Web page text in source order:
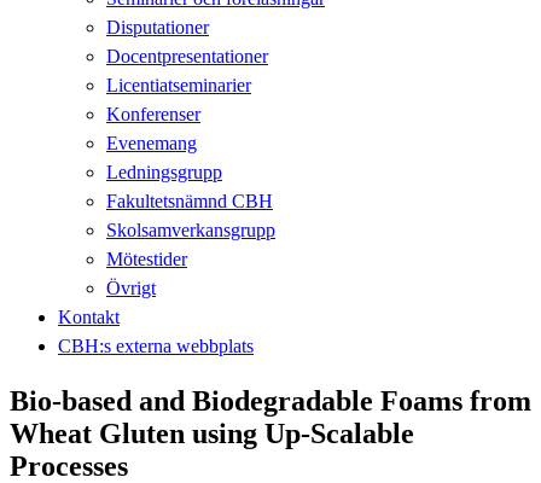
Disputationer
Docentpresentationer
Licentiatseminarier
Konferenser
Evenemang
Ledningsgrupp
Fakultetsnämnd CBH
Skolsamverkansgrupp
Mötestider
Övrigt
Kontakt
CBH:s externa webbplats
Bio-based and Biodegradable Foams from
Wheat Gluten using Up-Scalable
Processes